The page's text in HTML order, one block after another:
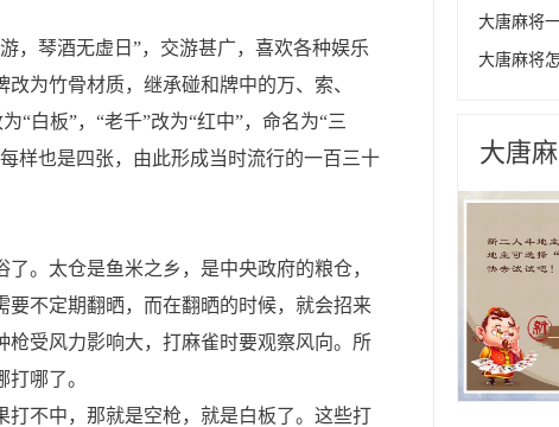
，琴酒无虚日”，交游甚广，喜欢各种娱乐
为竹骨材质，继承碰和牌中的万、索、
“白板”，“老千”改为“红中”，命名为“三
样也是四张，由此形成当时流行的一百三十
。太仓是鱼米之乡，是中央政府的粮仓，
不定期翻晒，而在翻晒的时候，就会招来
受风力影响大，打麻雀时要观察风向。所
哪了。
不中，那就是空枪，就是白板了。这些打
大唐麻将
大唐麻将
大唐